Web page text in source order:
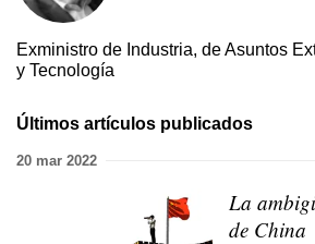
Exministro de Industria, de Asuntos
y Tecnología
Últimos artículos publicados
20 mar 2022
La
de China